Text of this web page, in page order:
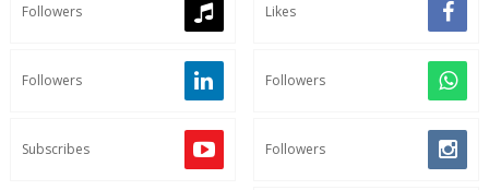
Likes
Followers
Followers
Followers
Followers
Subscribes